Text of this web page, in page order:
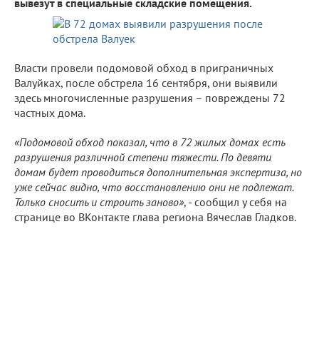
Власти провели подомовой обход в приграничных
Валуйках, после обстрела 16 сентября, они выявили
здесь многочисленные разрушения – повреждены 72
частных дома.
«Подомовой обход показал, что в 72 жилых домах есть
разрушения различной степени тяжести. По девяти
домам будет проводиться дополнительная экспертиза, но
уже сейчас видно, что восстановлению они не подлежат.
Только сносить и строить заново», - сообщил у себя на
странице во ВКонтакте глава региона Вячеслав Гладков.